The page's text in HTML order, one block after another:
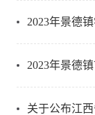
2023年景德
2023年景德
关于公布江